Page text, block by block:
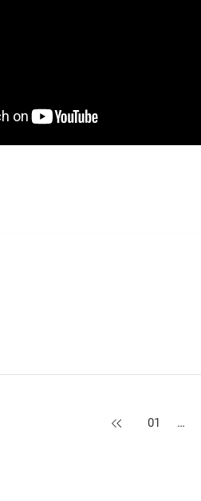
上一頁
01 …